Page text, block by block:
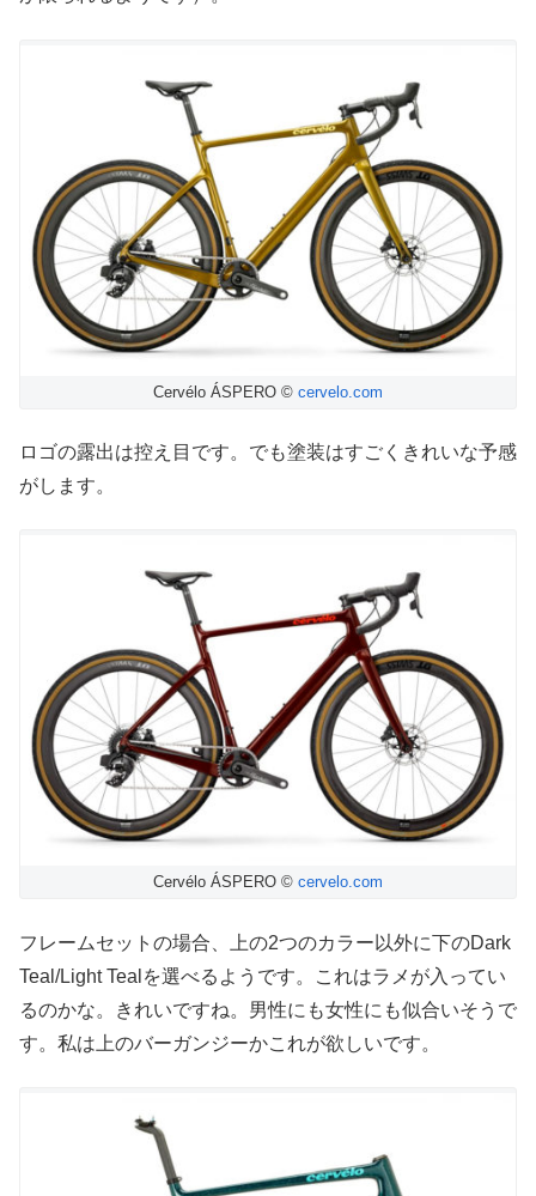
Cervélo ÁSPERO © cervelo.com
ロゴの露出は控え目です。でも塗装はすごくきれいな予感
がします。
Cervélo ÁSPERO © cervelo.com
フレームセットの場合、上の2つのカラー以外に下のDark
Teal/Light Tealを選べるようです。これはラメが入ってい
るのかな。きれいですね。男性にも女性にも似合いそうで
す。私は上のバーガンジーかこれが欲しいです。